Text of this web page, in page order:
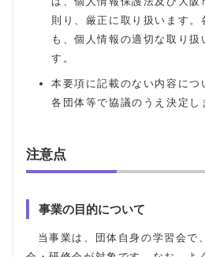
則り、厳正に取り扱います。
も、個人情報の適切な取り扱
す。
本要項に記載のない内容につ
各団体等で協議のうえ決定し
注意点
事業の目的について
当事業は、団体自身の学習会で